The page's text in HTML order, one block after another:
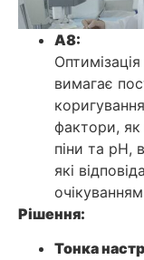
A8:
вимагає
фактори, як
піни та рН,
які
Рішення:
Тонка